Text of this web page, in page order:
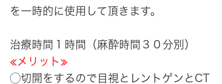
を一時的に使用して頂きます。
治療時間１時間（麻酔時間３０分別）
≪メリット≫
◯切開をするので目視とレントゲンとCT